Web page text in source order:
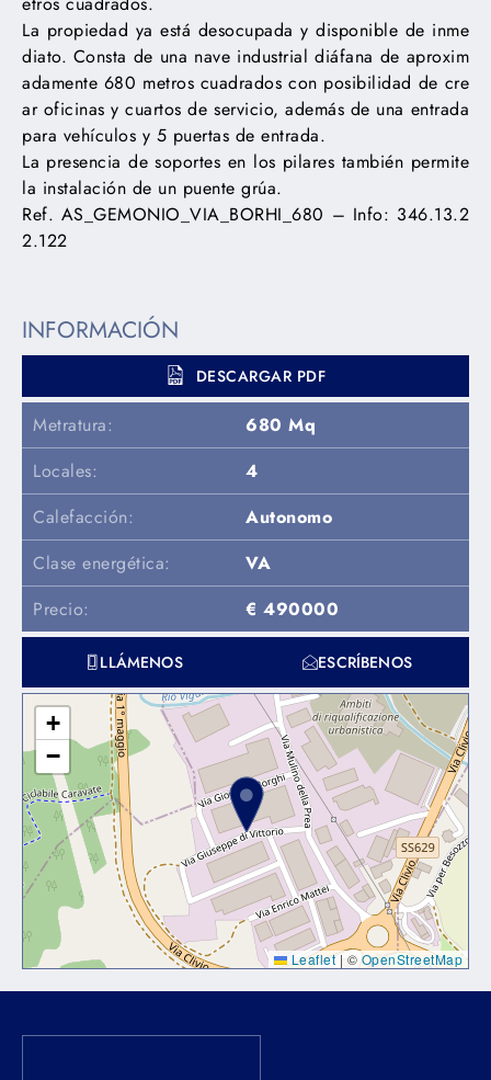
La propiedad ya está desocupada y disponible de inme
diato. Consta de una nave industrial diáfana de aproxim
adamente 680 metros cuadrados con posibilidad de cre
ar oficinas y cuartos de servicio, además de una entrada
para vehículos y 5 puertas de entrada.
La presencia de soportes en los pilares también permite
la instalación de un puente grúa.
Ref. AS_GEMONIO_VIA_BORHI_680 – Info: 346.13.2
2.122
INFORMACIÓN
DESCARGAR PDF
Metratura:
680 Mq
Locales:
4
Calefacción:
Autonomo
Clase energética:
VA
Precio:
€ 490000
LLÁMENOS ESCRÍBENOS
+
−
Leaflet | ©OpenStreetMap